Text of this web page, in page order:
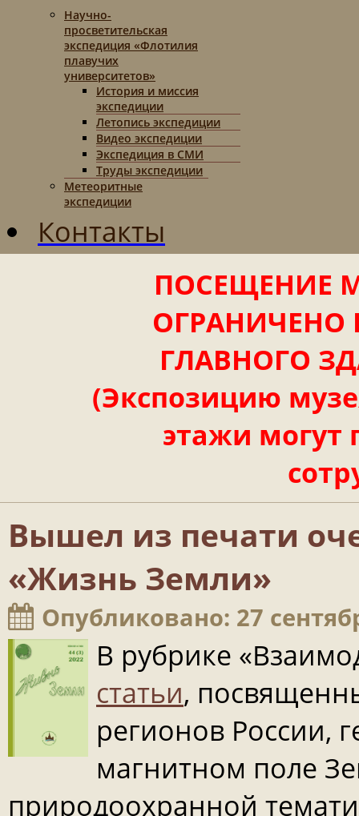
Научно-
просветительская
экспедиция «Флотилия
плавучих
университетов»
История и миссия
экспедиции
Летопись экспедиции
Видео экспедиции
Экспедиция в СМИ
Труды экспедиции
Метеоритные
экспедиции
Контакты
ПОСЕЩЕНИЕ
ОГРАНИЧЕНО
ГЛАВНОГО
(Экспозицию
этажи могут
Вышел из печати
«Жизнь Земли»
Опубликовано: 27
В рубрике
статьи,
регионов России,
магнитном поле
природоохранной